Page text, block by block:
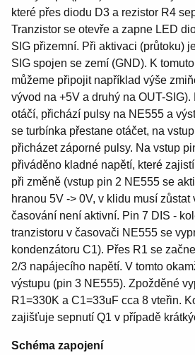
které přes diodu D3 a rezistor R4
Tranzistor se otevře a zapne LED
SIG přizemní. Při aktivaci (průtoku)
SIG spojen se zemí (GND). K
můžeme připojit například výše
vývod na +5V a druhý na OUT-
otáčí, přichází pulsy na NE555 a
se turbínka přestane otáčet, na
přicházet záporné pulsy. Na vstup
přiváděno kladné napětí, které
při změně (vstup pin 2 NE555 se
hranou 5V -> 0V, v klidu musí
časování není aktivní. Pin 7 DIS -
tranzistoru v časovači NE555 se
kondenzátoru C1). Přes R1 se
2/3 napájecího napětí. V tomto
výstupu (pin 3 NE555). Zpožděné
R1=330K a C1=33uF cca 8 vteřin.
zajišťuje sepnutí Q1 v případě
Schéma zapojení